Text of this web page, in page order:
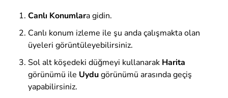
Canlı Konumlara gidin.
Canlı konum izleme ile şu anda çalışmakta olan
üyeleri görüntüleyebilirsiniz.
Sol alt köşedeki düğmeyi kullanarak Harita
görünümü ile Uydugörünümü arasında geçiş
yapabilirsiniz.